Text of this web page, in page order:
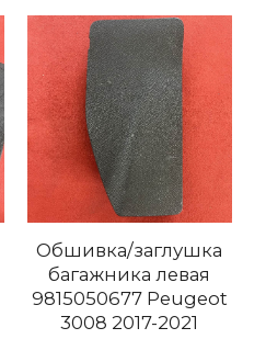
Обшивка/заглушка
багажника левая
9815050677 Peugeot
3008 2017-2021